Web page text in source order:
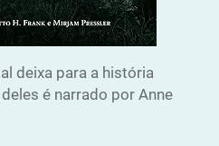
deixa para a história
é narrado por Anne